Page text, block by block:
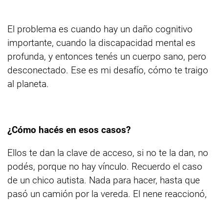
El problema es cuando hay un daño cognitivo
importante, cuando la discapacidad mental es
profunda, y entonces tenés un cuerpo sano, pero
desconectado. Ese es mi desafío, cómo te traigo
al planeta.
¿Cómo hacés en esos casos?
Ellos te dan la clave de acceso, si no te la dan, no
podés, porque no hay vínculo. Recuerdo el caso
de un chico autista. Nada para hacer, hasta que
pasó un camión por la vereda. El nene reaccionó,